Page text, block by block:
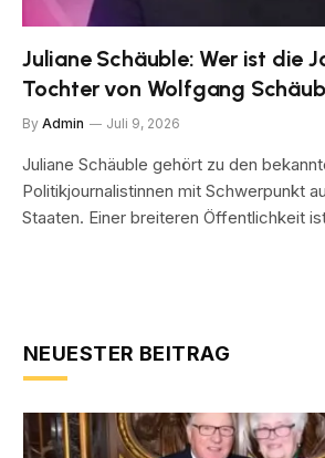
Juliane Schäuble: Wer ist die
Tochter von Wolfgang
By Admin Juli 9, 2026
Juliane Schäuble gehört zu den
Politikjournalistinnen mit Schwerpunkt
Staaten. Einer breiteren Öffentlichkeit
NEUESTER BEITRAG